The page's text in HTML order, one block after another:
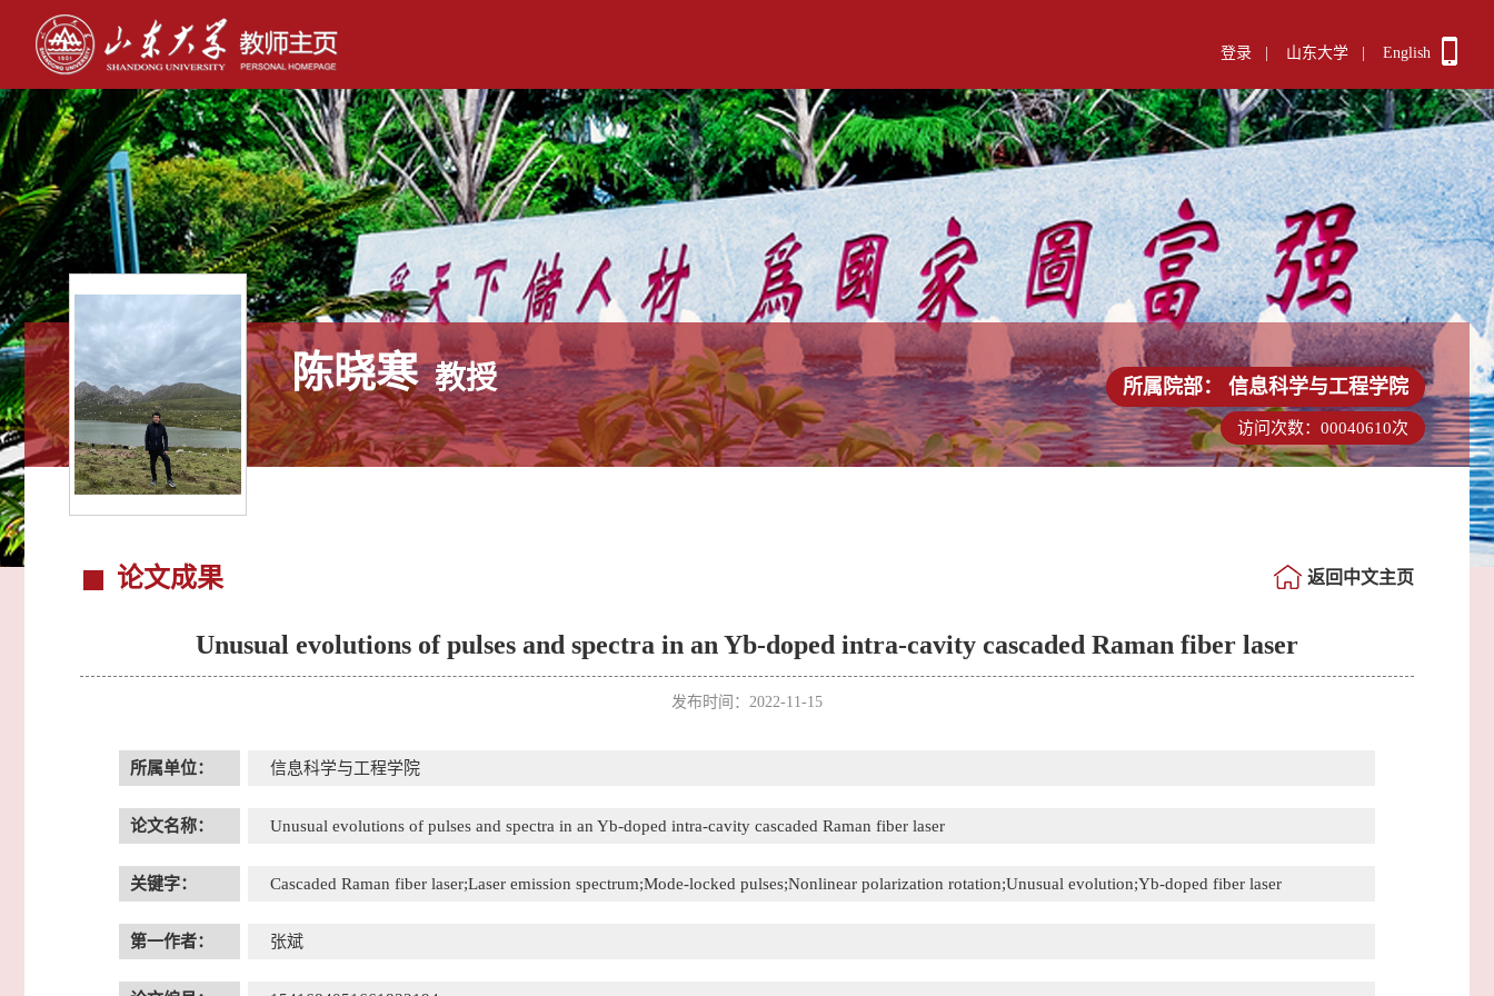
登录 山东大学 English
陈晓寒 教授 所属院部： 信息科学与工程学院
访问次数： 00040610次
论文成果 返回中文主页
Unusual evolutions of pulses and spectra in an Yb-doped intra-cavity cascaded Raman fiber laser
发布时间：2022-11-15
所属单位： 信息科学与工程学院
论文名称： Unusual evolutions of pulses and spectra in an Yb-doped intra-cavity cascaded Raman fiber laser
关键字： Cascaded Raman fiber laser;Laser emission spectrum;Mode-locked pulses;Nonlinear polarization rotation;Unusual evolution;Yb-doped fiber laser
第一作者： 张斌